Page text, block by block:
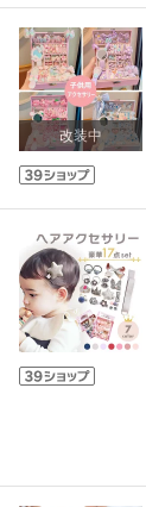
改装中